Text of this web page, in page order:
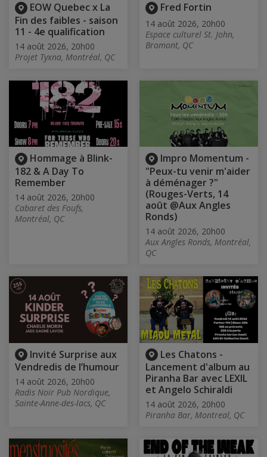
EOW Quebec x La
Fin des faibles - saison
11 - 4e qualification
14 août 2026, 20h00
Projet Tyxna, Montréal, QC
Fred Fortin
14 août 2026, 20h00
Espace culturel St. John,
Bromont, QC
Hommage à Blink-
182 & A Day To
Remember
14 août 2026, 20h00
Cabaret des Foufs,
Montréal, QC
Impro Momentum -
"Peux-tu venir m'aider
à déménager ?"
(Rouges-Verts, 14
août @Aux Angles
Ronds)
14 août 2026, 20h00
Aux Angles Ronds, Montréal,
QC
Invité Surprise aux
Vendredis de l’humour
14 août 2026, 20h00
Radis Noir Pub Nordique,
Sainte-Anne-des-lacs, QC
Les Chatons -
Lancement d'album au
Piranha Bar avec LEXIL
et Angelo Schiraldi
14 août 2026, 20h00
Piranha Bar, Montreal, QC